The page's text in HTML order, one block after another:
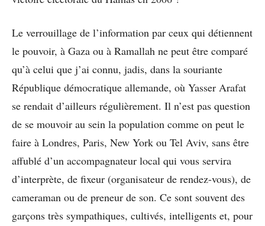
Le verrouillage de l’information par ceux qui détiennent
le pouvoir, à Gaza ou à Ramallah ne peut être comparé
qu’à celui que j’ai connu, jadis, dans la souriante
République démocratique allemande, où Yasser Arafat
se rendait d’ailleurs régulièrement. Il n’est pas question
de se mouvoir au sein la population comme on peut le
faire à Londres, Paris, New York ou Tel Aviv, sans être
affublé d’un accompagnateur local qui vous servira
d’interprète, de fixeur (organisateur de rendez-vous), de
cameraman ou de preneur de son. Ce sont souvent des
garçons très sympathiques, cultivés, intelligents et, pour